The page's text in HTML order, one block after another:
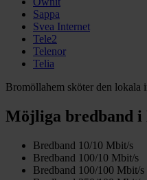
Sappa
Svea Internet
Tele2
Telenor
Telia
Bromöllahem sköter den lokala
Möjliga bredband i
Bredband 10/10 Mbit/s
Bredband 100/10 Mbit/s
Bredband 100/100 Mbit/s